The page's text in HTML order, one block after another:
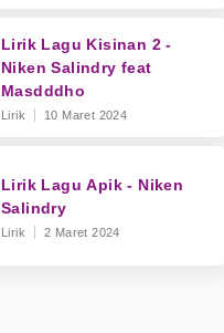
Lirik Lagu Kisinan 2 -
Niken Salindry feat
Masdddho
Lirik 10 Maret 2024
Lirik Lagu Apik - Niken
Salindry
Lirik 2 Maret 2024